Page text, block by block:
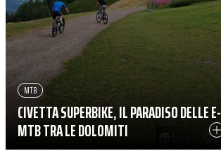
CIVETTA SUPERBIKE, IL PARADISO DELLE E-
MTB TRA LE DOLOMITI
MTB